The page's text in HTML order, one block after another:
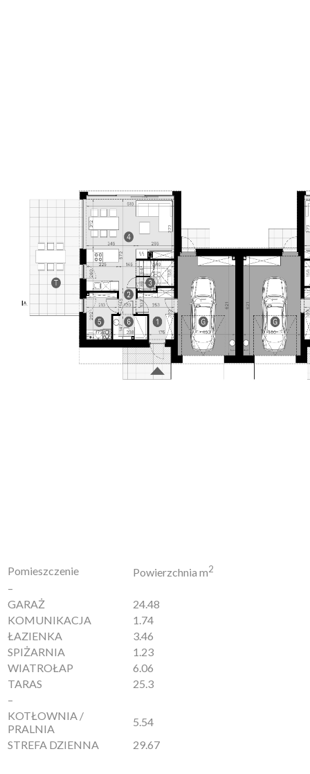
Pomieszczenie Powierzchnia m2
–
GARAŻ
24.48
KOMUNIKACJA
1.74
ŁAZIENKA
3.46
SPIŻARNIA
1.23
WIATROŁAP
6.06
TARAS
25.3
–
KOTŁOWNIA /
PRALNIA
5.54
STREFA DZIENNA
29.67